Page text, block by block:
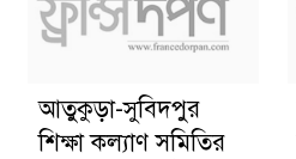
আতুকুড়া-সুবিদপুর
শিক্ষা কল্যাণ সমিতির